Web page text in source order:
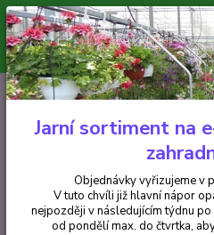
Minimální hodnota pro
V tuto chvíli již hlavní nápor
nejpozději v následujícím týdnu
vyřizujeme v
CZK
+420 602 223 614
Jarní sortiment na
Objednávky vyřizujeme v
V tuto chvíli již hlavní nápor
nejpozději v následujícím týdnu
od pondělí max. do čtvrtka,